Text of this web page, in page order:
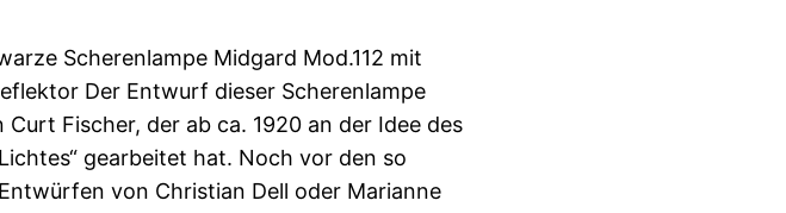
Scherenlampe Midgard Mod.112 mit
Der Entwurf dieser Scherenlampe
Curt Fischer, der ab ca. 1920 an der Idee des
gearbeitet hat. Noch vor den so
von Christian Dell oder Marianne